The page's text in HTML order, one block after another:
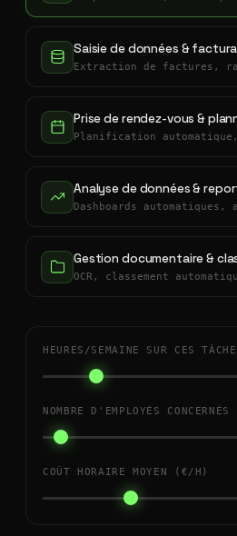
Saisie de données &
Extraction de factures,
Prise de rendez-vous &
Planification
Analyse de données &
Dashboards
Gestion documentaire &
OCR, classement
HEURES/SEMAINE SUR CES
NOMBRE D'EMPLOYÉS CONCERNÉS
COÛT HORAIRE MOYEN (€/H)